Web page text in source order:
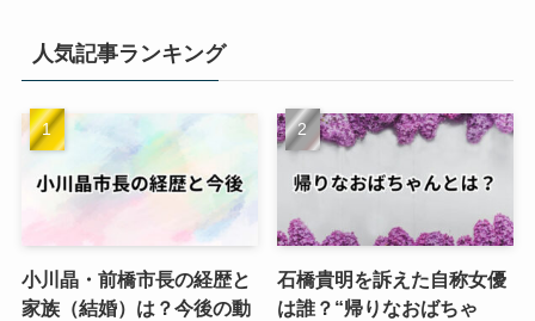
人気記事ランキング
小川晶・前橋市長の経歴と
家族（結婚）は？今後の動
石橋貴明を訴えた自称女優
は誰？“帰りなおばちゃ